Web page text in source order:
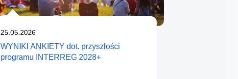
Opublikowano
25.05.2026
WYNIKI ANKIETY dot. przyszłości
programu INTERREG 2028+